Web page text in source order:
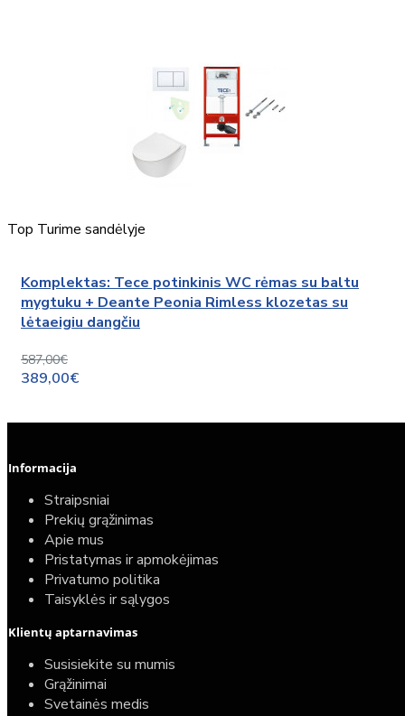
Top Turime sandėlyje
Komplektas: Tece potinkinis WC rėmas su baltu
mygtuku + Deante Peonia Rimless klozetas su
lėtaeigiu dangčiu
587,00€
389,00€
Informacija
Straipsniai
Prekių grąžinimas
Apie mus
Pristatymas ir apmokėjimas
Privatumo politika
Taisyklės ir sąlygos
Klientų aptarnavimas
Susisiekite su mumis
Grąžinimai
Svetainės medis